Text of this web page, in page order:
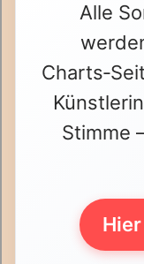
Alle
Stimme